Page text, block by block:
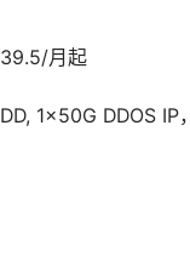
月起
1x50G DDOS IP